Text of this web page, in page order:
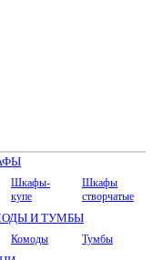
Шкафы-
купе
Шкафы
створчатые
И ТУМБЫ
Комоды Тумбы